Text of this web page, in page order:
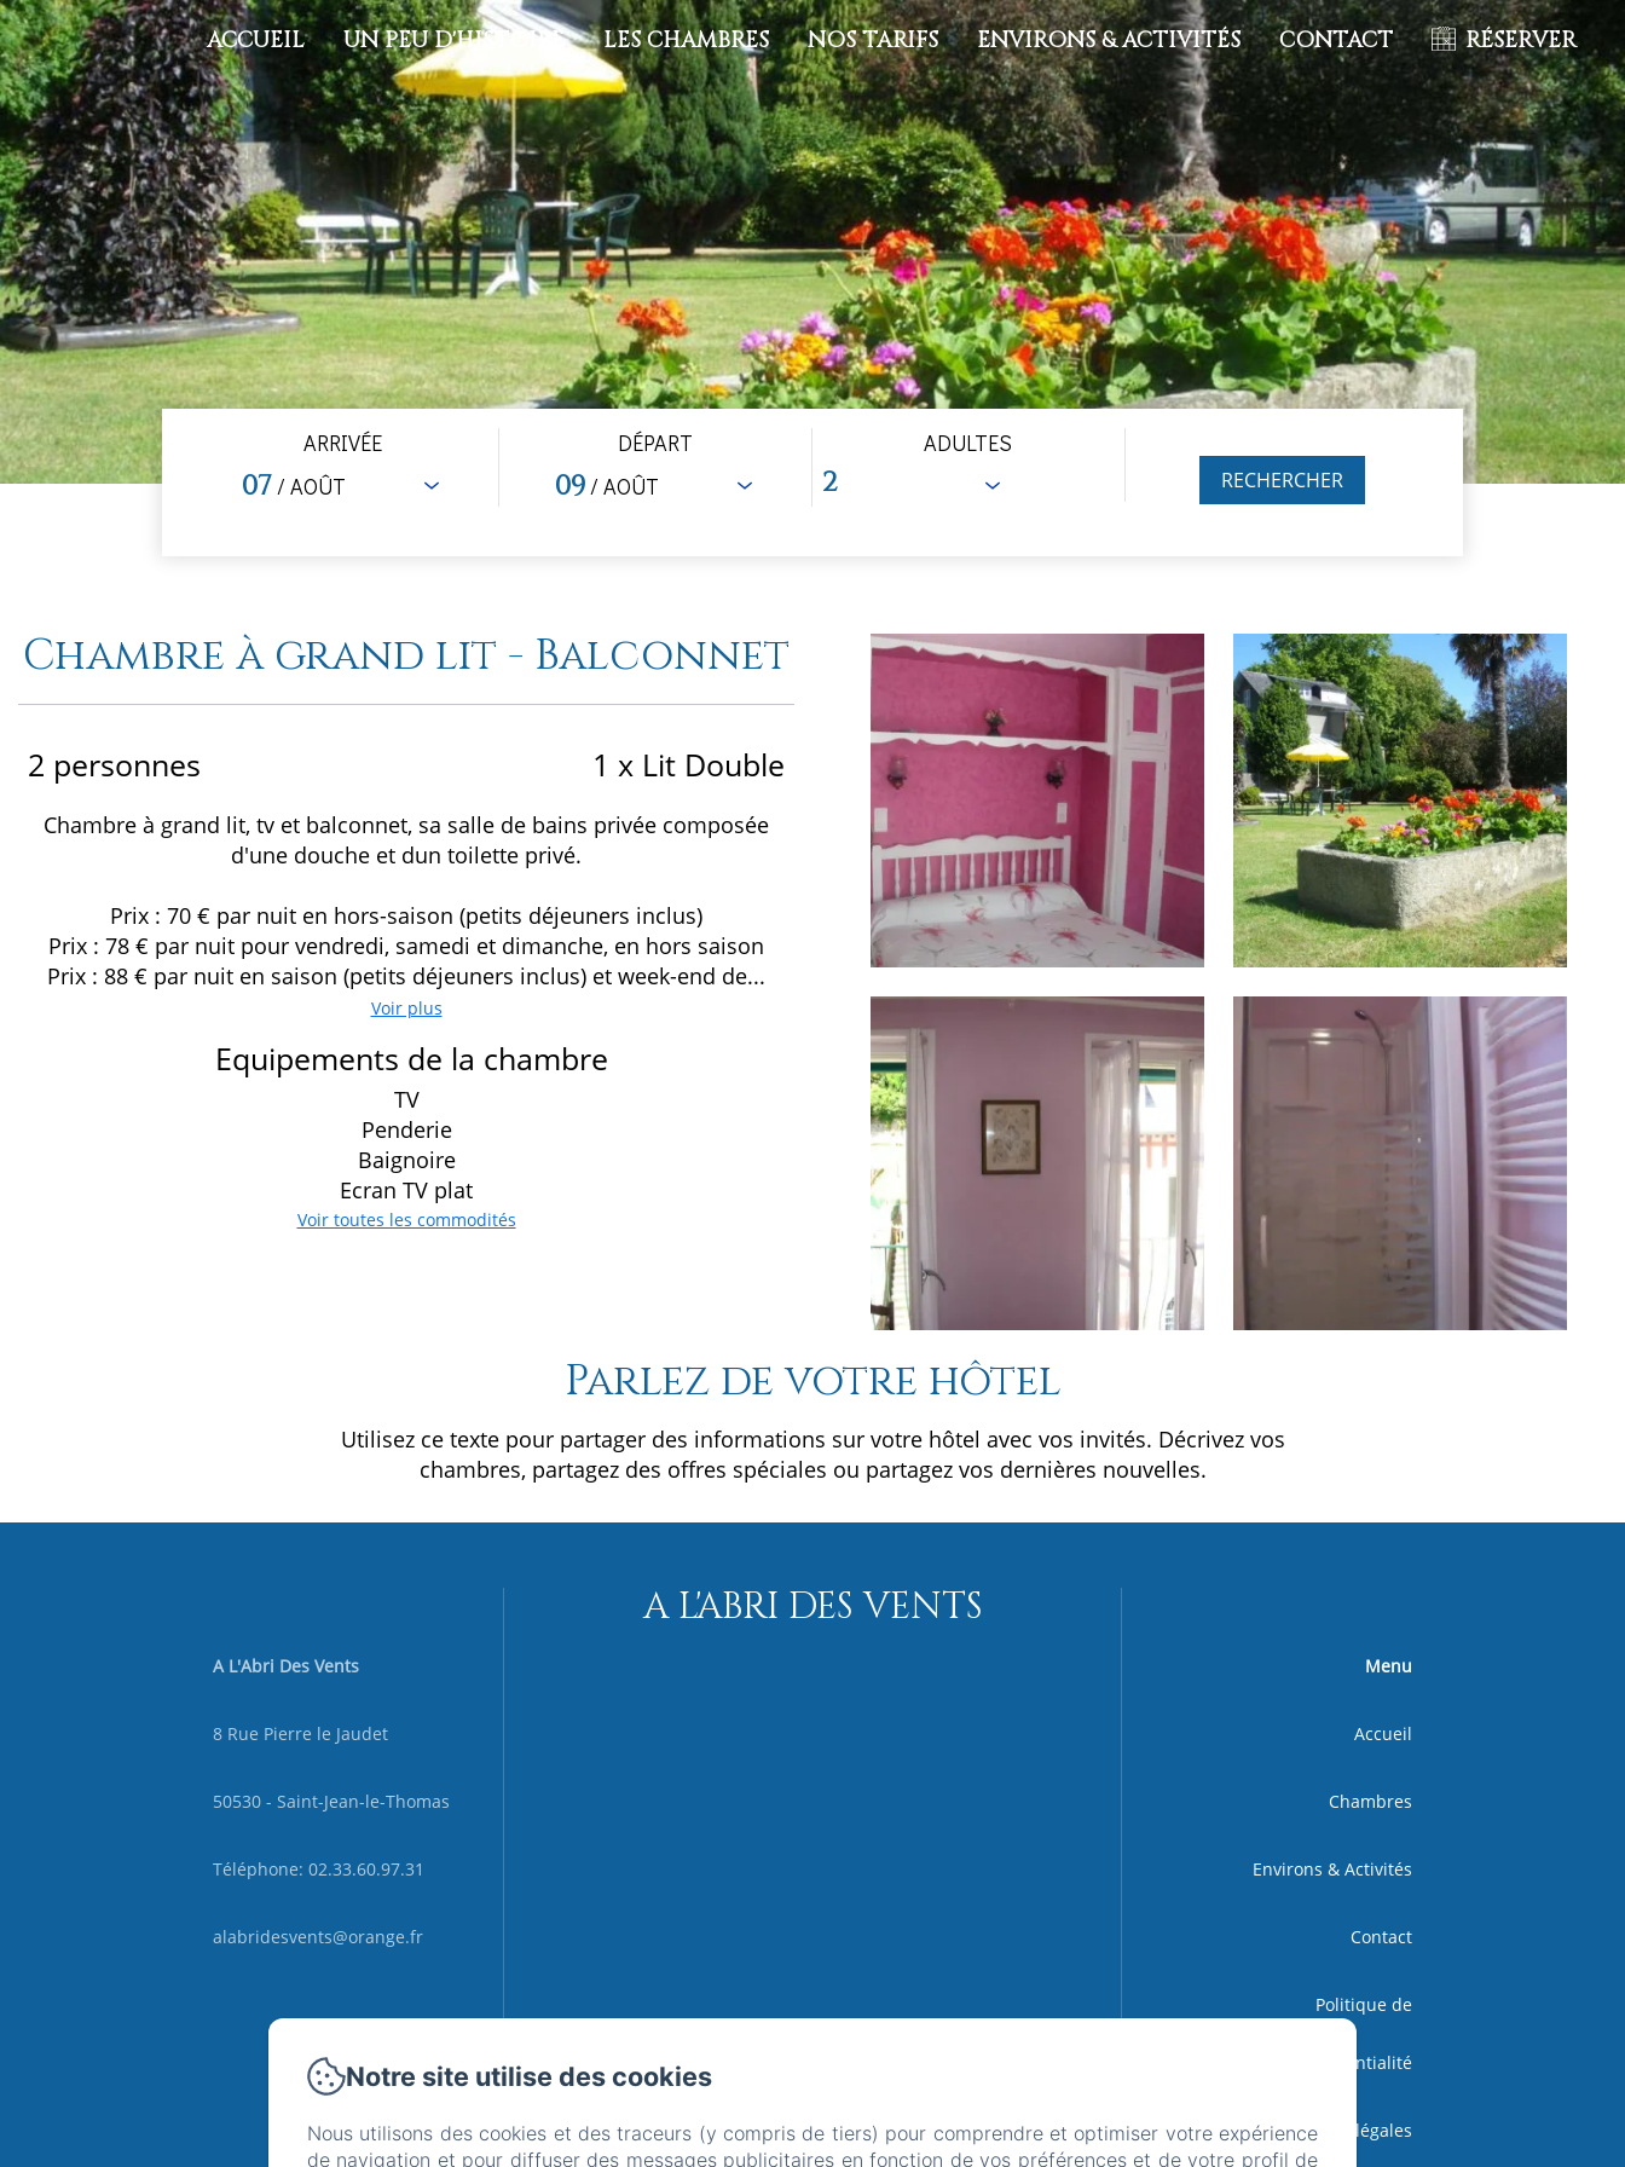
ACCUEIL UN PEU D'HISTOIRE LES CHAMBRES NOS TARIFS ENVIRONS & ACTIVITÉS CONTACT RÉSERVER
ARRIVÉE
07/ AOÛT
DÉPART
09/ AOÛT
ADULTES
RECHERCHER
Chambre à grand lit - Balconnet
2 personnes 1 x Lit Double
Chambre à grand lit, tv et balconnet, sa salle de bains privée composée
d'une douche et dun toilette privé.
Prix : 70 € par nuit en hors-saison (petits déjeuners inclus)
Prix : 78 € par nuit pour vendredi, samedi et dimanche, en hors saison
Prix : 88 € par nuit en saison (petits déjeuners inclus) et week-end de...
Voir plus
Equipements de la chambre
TV
Penderie
Baignoire
Ecran TV plat
Voir toutes les commodités
Parlez de votre hôtel
Utilisez ce texte pour partager des informations sur votre hôtel avec vos invités. Décrivez vos
chambres, partagez des offres spéciales ou partagez vos dernières nouvelles.
A L'Abri Des Vents
8 Rue Pierre le Jaudet
50530 - Saint-Jean-le-Thomas
Téléphone: 02.33.60.97.31
alabridesvents@orange.fr
A L'ABRI DES VENTS
Menu
Accueil
Chambres
Environs & Activités
Contact
Politique de
confidentialité
Informations légales
Notre site utilise des cookies
Nous utilisons des cookies et des traceurs (y compris de tiers) pour comprendre et optimiser votre expérience
de navigation et pour diffuser des messages publicitaires en fonction de vos préférences et de votre profil de